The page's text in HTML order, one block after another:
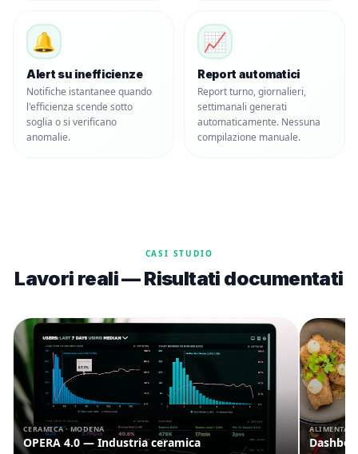
🔔
Alert su inefficienze
Notifiche istantanee quando
l'efficienza scende sotto
soglia o si verificano
anomalie.
📈
Report automatici
Report turno, giornalieri,
settimanali generati
automaticamente. Nessuna
compilazione manuale.
CASI STUDIO
Lavori reali — Risultati documentati
CERAMICA · MODENA
OPERA 4.0 — Industria ceramica